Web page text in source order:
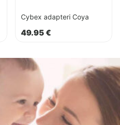
Cybex adapteri Coya
49.95 €